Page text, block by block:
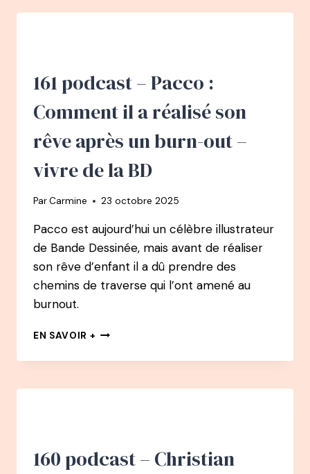
KAPLAN
À
L’ALIMENTATION
161 podcast – Pacco :
Comment il a réalisé son
rêve après un burn-out –
vivre de la BD
ParCarmine 23 octobre 2025
Pacco est aujourd’hui un célèbre illustrateur
de Bande Dessinée, mais avant de réaliser
son rêve d’enfant il a dû prendre des
chemins de traverse qui l’ont amené au
burnout.
EN SAVOIR + 161
–
:
SON
160 podcast – Christian